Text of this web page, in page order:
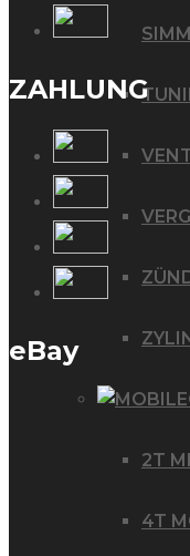
2T
4T
ZAHLUNG
eBay